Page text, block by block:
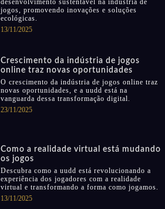
desenvolvimento sustentável na indústria de
jogos, promovendo inovações e soluções
ecológicas.
13/11/2025
Crescimento da indústria de jogos
online traz novas oportunidades
O crescimento da indústria de jogos online traz
novas oportunidades, e a uudd está na
vanguarda dessa transformação digital.
23/11/2025
Como a realidade virtual está mudando
os jogos
Descubra como a uudd está revolucionando a
experiência dos jogadores com a realidade
virtual e transformando a forma como jogamos.
13/11/2025